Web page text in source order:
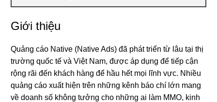
Giới thiệu
Quảng cáo Native (Native Ads) đã phát triển từ lâu tại thị
trường quốc tế và Việt Nam, được áp dụng để tiếp cận
rộng rãi đến khách hàng để hầu hết mọi lĩnh vực. Nhiều
quảng cáo xuất hiện trên những kênh báo chí lớn mang
về doanh số không tưởng cho những ai làm MMO, kinh